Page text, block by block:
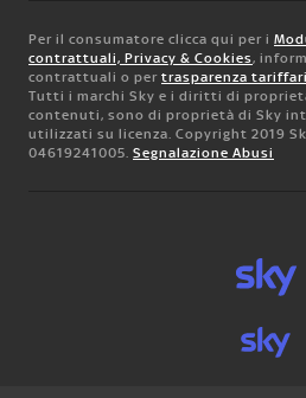
Per il consumatore clicca qui per i
contrattuali, Privacy & Cookies,
contrattuali o per trasparenza
Tutti i marchi Sky e i diritti di
contenuti, sono di proprietà di Sky
utilizzati su licenza. Copyright 2019
04619241005. Segnalazione Abusi